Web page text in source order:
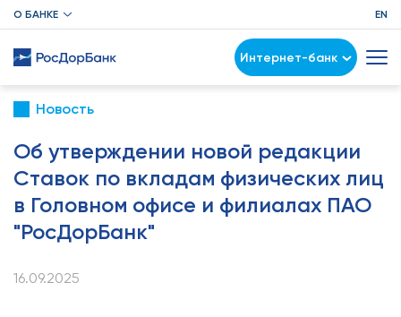
О БАНКЕ EN
Интернет-банк
Новость
Об утверждении новой редакции
Ставок по вкладам физических лиц
в Головном офисе и филиалах ПАО
"РосДорБанк"
16.09.2025